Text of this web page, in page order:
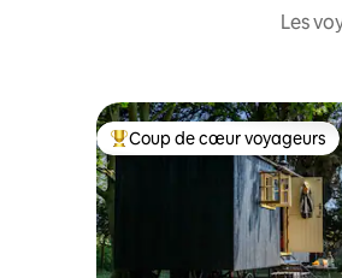
Les
Coups de cœur voyageurs
Coup de cœur voyageurs